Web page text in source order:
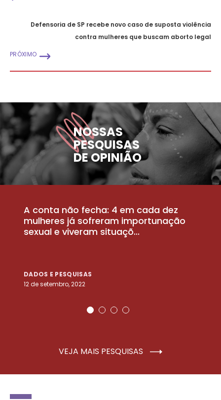
Defensoria de SP recebe novo caso de suposta violência
contra mulheres que buscam aborto legal
PRÓXIMO
NOSSAS
PESQUISAS
DE OPINIÃO
A conta não fecha: 4 em cada dez
mulheres já sofreram importunação
sexual e viveram situaçõ...
DADOS E PESQUISAS
12 de setembro, 2022
VEJA MAIS PESQUISAS